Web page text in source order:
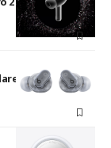
Beats